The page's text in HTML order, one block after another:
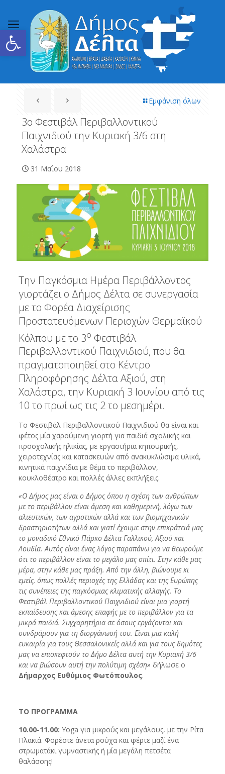
Ανοίξτε τη γραμμή εργαλείων
Εμφάνιση όλων
3ο Φεστιβάλ Περιβαλλοντικού
Παιχνιδιού την Κυριακή 3/6 στη
Χαλάστρα
31 Μαΐου 2018
Την Παγκόσμια Ημέρα Περιβάλλοντος
γιορτάζει ο Δήμος Δέλτα σε συνεργασία
με το Φορέα Διαχείρισης
Προστατευόμενων Περιοχών Θερμαϊκού
Κόλπου με το 3ο Φεστιβάλ
Περιβαλλοντικού Παιχνιδιού, που θα
πραγματοποιηθεί στο Κέντρο
Πληροφόρησης Δέλτα Αξιού, στη
Χαλάστρα, την Κυριακή 3 Ιουνίου από τις
10 το πρωί ως τις 2 το μεσημέρι.
Το Φεστιβάλ Περιβαλλοντικού Παιχνιδιού θα είναι και
φέτος μία χαρούμενη γιορτή για παιδιά σχολικής και
προσχολικής ηλικίας, με εργαστήρια κηπουρικής,
χειροτεχνίας και κατασκευών από ανακυκλώσιμα υλικά,
κινητικά παιχνίδια με θέμα το περιβάλλον,
κουκλοθέατρο και πολλές άλλες εκπλήξεις.
«Ο Δήμος μας είναι ο Δήμος όπου η σχέση των ανθρώπων
με το περιβάλλον είναι άμεση και καθημερινή, λόγω των
αλιευτικών, των αγροτικών αλλά και των βιομηχανικών
δραστηριοτήτων αλλά και γιατί έχουμε στην επικράτειά μας
το μοναδικό Εθνικό Πάρκο Δέλτα Γαλλικού, Αξιού και
Λουδία. Αυτός είναι ένας λόγος παραπάνω για να θεωρούμε
ότι το περιβάλλον είναι το μεγάλο μας σπίτι. Στην κάθε μας
μέρα, στην κάθε μας πράξη. Από την άλλη, βιώνουμε κι
εμείς, όπως πολλές περιοχές της Ελλάδας και της Ευρώπης
τις συνέπειες της παγκόσμιας κλιματικής αλλαγής. Το
Φεστιβάλ Περιβαλλοντικού Παιχνιδιού είναι μια γιορτή
εκπαίδευσης και άμεσης επαφής με το περιβάλλον για τα
μικρά παιδιά. Συγχαρητήρια σε όσους εργάζονται και
συνδράμουν για τη διοργάνωσή του. Είναι μια καλή
ευκαιρία για τους Θεσσαλονικείς αλλά και για τους δημότες
μας να επισκεφτούν το Δήμο Δέλτα αυτή την Κυριακή 3/6
και να βιώσουν αυτή την πολύτιμη σχέση» δήλωσε ο
Δήμαρχος Ευθύμιος Φωτόπουλος.
ΤΟ ΠΡΟΓΡΑΜΜΑ
10.00-11.00: Yoga για μικρούς και μεγάλους, με την Ρίτα
Πλακιά. Φορέστε άνετα ρούχα και φέρτε μαζί ένα
στρωματάκι γυμναστικής ή μία μεγάλη πετσέτα
θαλάσσης!